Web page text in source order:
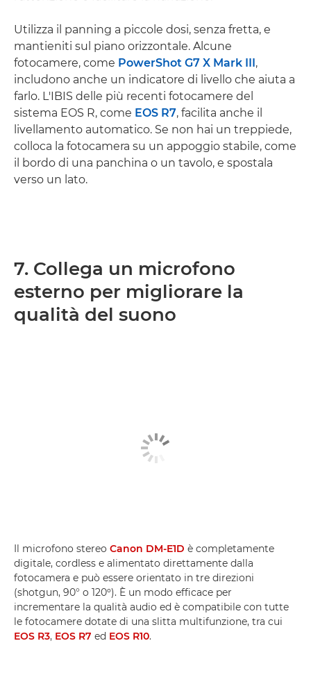
Utilizza il panning a piccole dosi, senza fretta, e
mantieniti sul piano orizzontale. Alcune
fotocamere, come PowerShot G7 X Mark III,
includono anche un indicatore di livello che aiuta a
farlo. L'IBIS delle più recenti fotocamere del
sistema EOS R, come EOS R7, facilita anche il
livellamento automatico. Se non hai un treppiede,
colloca la fotocamera su un appoggio stabile, come
il bordo di una panchina o un tavolo, e spostala
verso un lato.
7. Collega un microfono
esterno per migliorare la
qualità del suono
Il microfono stereo Canon DM-E1D è completamente
digitale, cordless e alimentato direttamente dalla
fotocamera e può essere orientato in tre direzioni
(shotgun, 90° o 120º). È un modo efficace per
incrementare la qualità audio ed è compatibile con tutte
le fotocamere dotate di una slitta multifunzione, tra cui
EOS R3, EOS R7 ed EOS R10.